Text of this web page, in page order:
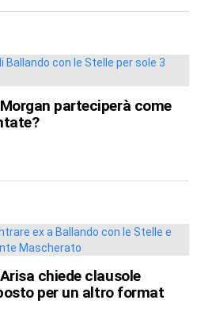
parteciperà come
chiede clausole
per un altro format